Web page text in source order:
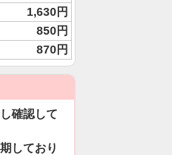
1,630円
850円
870円
確認して
しており